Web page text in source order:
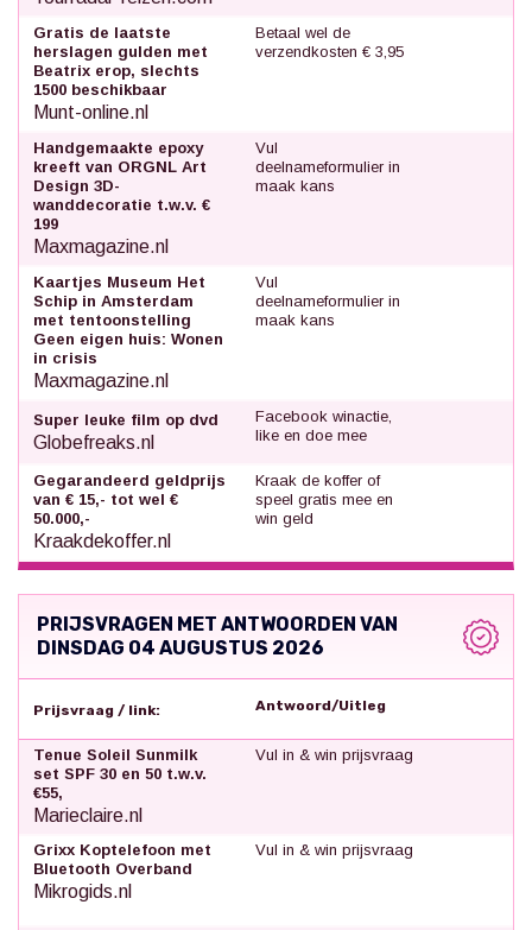
Gratis de laatste
herslagen gulden met
Beatrix erop, slechts
1500 beschikbaar
Munt-online.nl
Betaal wel de
verzendkosten € 3,95
Handgemaakte epoxy
kreeft van ORGNL Art
Design 3D-
wanddecoratie t.w.v. €
199
Maxmagazine.nl
Vul
deelnameformulier in
maak kans
Kaartjes Museum Het
Schip in Amsterdam
met tentoonstelling
Geen eigen huis: Wonen
in crisis
Maxmagazine.nl
Vul
deelnameformulier in
maak kans
Super leuke film op dvd
Globefreaks.nl
Facebook winactie,
like en doe mee
Gegarandeerd geldprijs
van € 15,- tot wel €
50.000,-
Kraakdekoffer.nl
Kraak de koffer of
speel gratis mee en
win geld
PRIJSVRAGEN MET ANTWOORDEN VAN
DINSDAG 04 AUGUSTUS 2026
Prijsvraag / link: Antwoord/Uitleg
Tenue Soleil Sunmilk
set SPF 30 en 50 t.w.v.
€55,
Marieclaire.nl
Vul in & win prijsvraag
Grixx Koptelefoon met
Bluetooth Overband
Mikrogids.nl
Vul in & win prijsvraag